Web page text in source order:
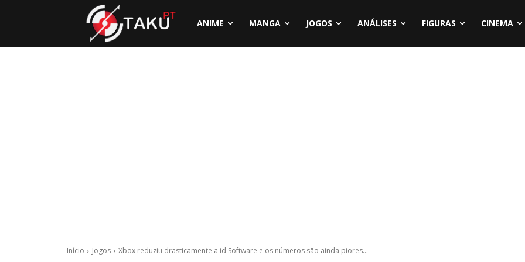
ANIME MANGA JOGOS ANÁLISES FIGURAS CINEMA
Início Jogos Xbox reduziu drasticamente a id Software e os números são ainda piores...